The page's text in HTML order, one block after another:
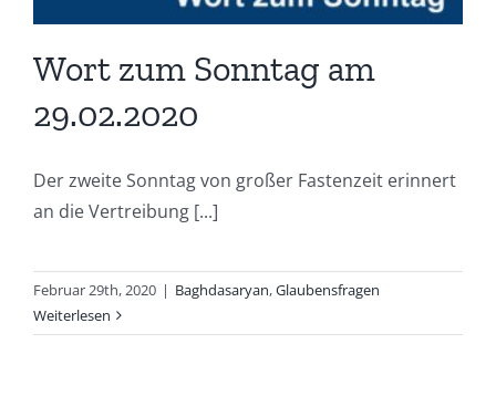
Wort zum Sonntag am
29.02.2020
Der zweite Sonntag von großer Fastenzeit erinnert
an die Vertreibung [...]
Februar 29th, 2020 | Baghdasaryan,Glaubensfragen
Weiterlesen